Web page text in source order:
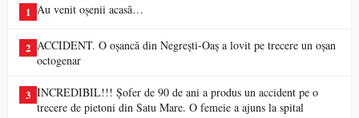
1 Au venit oșenii acasă…
2 ACCIDENT. O oșancă din Negrești-Oaș a lovit pe trecere un oșan
octogenar
3 INCREDIBIL!!! Șofer de 90 de ani a produs un accident pe o
trecere de pietoni din Satu Mare. O femeie a ajuns la spital